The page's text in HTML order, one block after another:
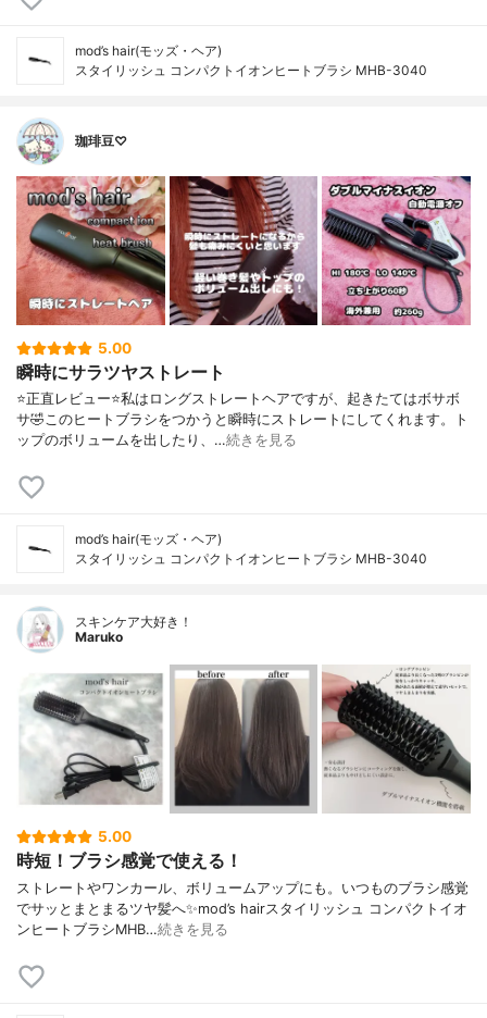
mod’s hair(モッズ・ヘア)
スタイリッシュ コンパクトイオンヒートブラシ MHB-3040
珈琲豆♡
5.00
瞬時にサラツヤストレート
⭐️正直レビュー⭐️私はロングストレートヘアですが、起きたてはボサボ
サ🤣このヒートブラシをつかうと瞬時にストレートにしてくれます。ト
ップのボリュームを出したり、…続きを見る
mod’s hair(モッズ・ヘア)
スタイリッシュ コンパクトイオンヒートブラシ MHB-3040
スキンケア大好き！
Maruko
5.00
時短！ブラシ感覚で使える！
ストレートやワンカール、ボリュームアップにも。いつものブラシ感覚
でサッとまとまるツヤ髪へ✨mod’s hairスタイリッシュ コンパクトイオ
ンヒートブラシMHB…続きを見る